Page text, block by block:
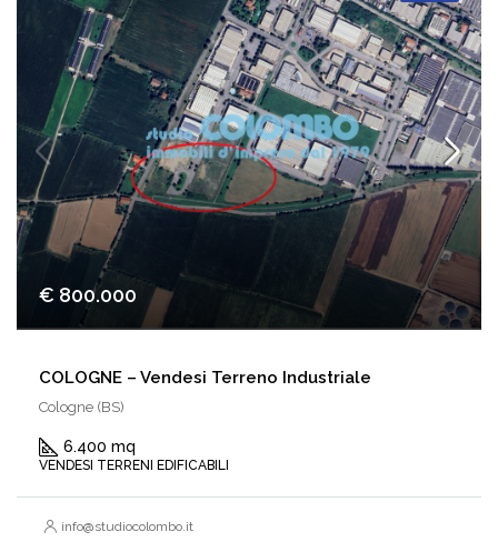
€ 800.000
COLOGNE – Vendesi Terreno Industriale
Cologne (BS)
6.400 mq
VENDESI TERRENI EDIFICABILI
info@studiocolombo.it